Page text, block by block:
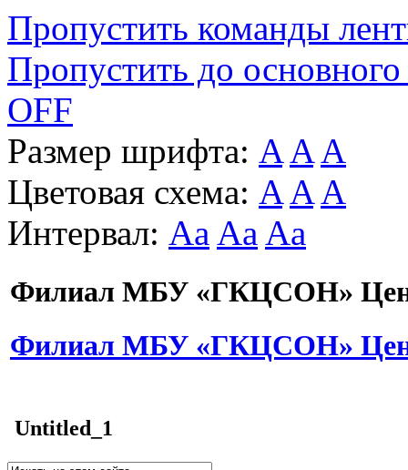
Пропустить команды
Пропустить до основного
OFF
Размер шрифта: A A A
Цветовая схема: A A A
Интервал: Aa Aa Aa
Филиал МБУ «ГКЦСОН»
Филиал МБУ «ГКЦСОН»
Untitled_1